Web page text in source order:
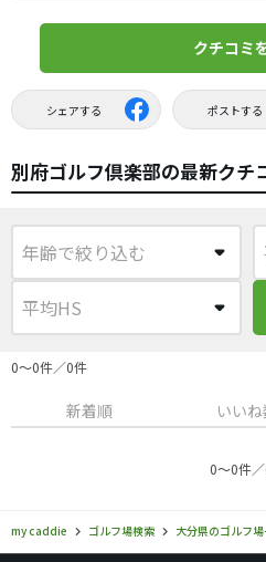
クチコミ
シェアする ポストする
別府ゴルフ倶楽部の最新クチ
0〜0件／0件
新着順 いい
0〜0件
my caddie ゴルフ場検索 大分県のゴルフ